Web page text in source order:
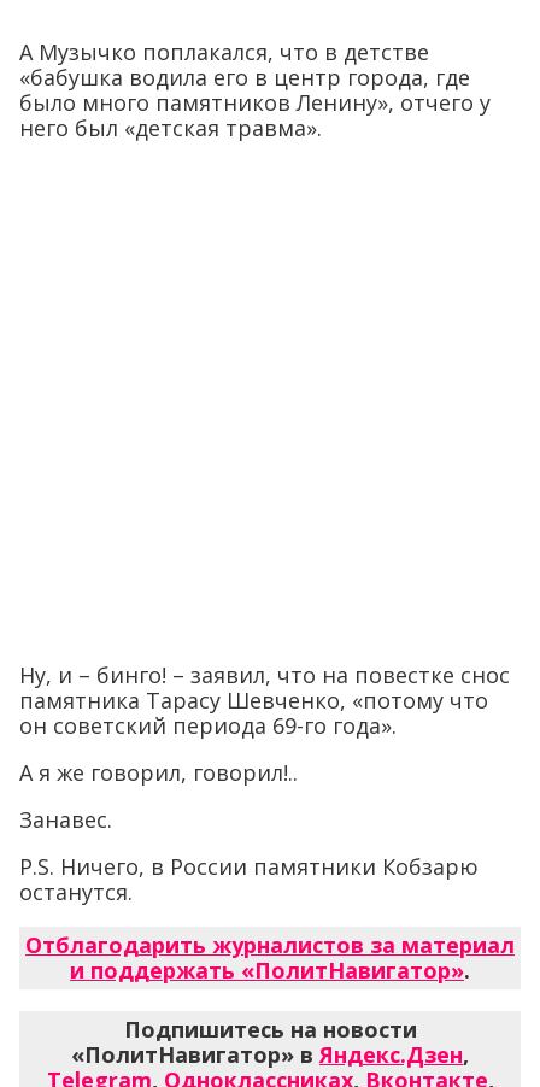
А Музычко поплакался, что в детстве
«бабушка водила его в центр города, где
было много памятников Ленину», отчего у
него был «детская травма».
Ну, и – бинго! – заявил, что на повестке снос
памятника Тарасу Шевченко, «потому что
он советский периода 69-го года».
А я же говорил, говорил!..
Занавес.
P.S. Ничего, в России памятники Кобзарю
останутся.
Отблагодарить журналистов за материал
и поддержать «ПолитНавигатор».
Подпишитесь на новости
«ПолитНавигатор» в Яндекс.Дзен,
Telegram, Одноклассниках, Вконтакте,